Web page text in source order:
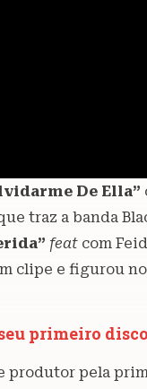
De Ella”
traz a banda
feat com
clipe e figurou
primeiro
produtor pela